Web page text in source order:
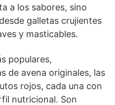
a los sabores, sino
galletas crujientes
y masticables.
populares,
de avena originales, las
rojos, cada una con
nutricional. Son